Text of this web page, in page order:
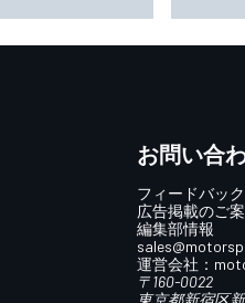
を慎重に検討中
ェイミ
お問い合
フィードバック
広告掲載のご
編集部情報
運営会社：
〒160-0022